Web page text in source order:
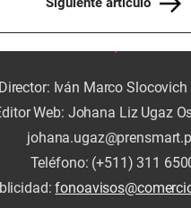
Director: Iván Marco Slocovich
Web: Johana Liz Ugaz
Teléfono: (+511) 311